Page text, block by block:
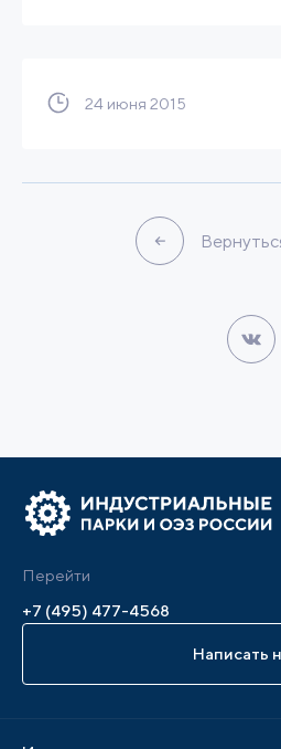
24 июня 2015
Перейти
+7 (495) 477-4568
Написать